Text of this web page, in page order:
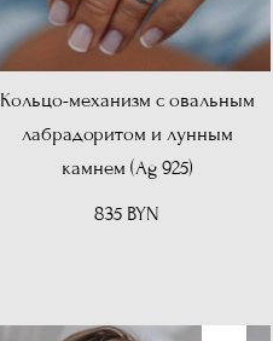
Кольцо-механизм с овальным
лабрадоритом и лунным
камнем (Ag 925)
835 BYN